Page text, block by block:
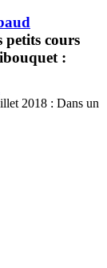
petits cours
:
2018 : Dans un